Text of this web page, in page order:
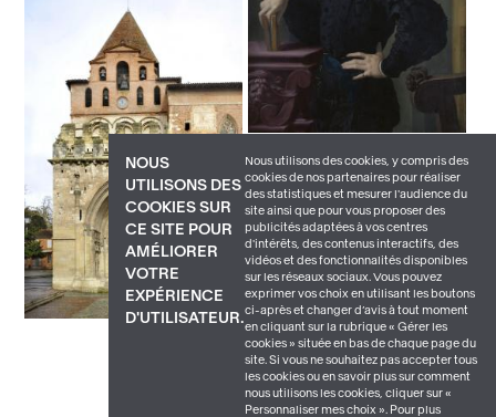
NOUS
UTILISONS DES
COOKIES SUR
CE SITE POUR
AMÉLIORER
VOTRE
EXPÉRIENCE
D'UTILISATEUR.
Nous utilisons des cookies, y compris des
cookies de nos partenaires pour réaliser
des statistiques et mesurer l'audience du
site ainsi que pour vous proposer des
publicités adaptées à vos centres
d'intérêts, des contenus interactifs, des
vidéos et des fonctionnalités disponibles
sur les réseaux sociaux. Vous pouvez
exprimer vos choix en utilisant les boutons
ci-après et changer d’avis à tout moment
en cliquant sur la rubrique « Gérer les
cookies » située en bas de chaque page du
site. Si vous ne souhaitez pas accepter tous
les cookies ou en savoir plus sur comment
nous utilisons les cookies, cliquer sur «
Personnaliser mes choix ». Pour plus